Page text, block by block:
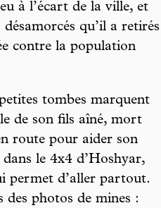
à l’écart de la ville, et
qu’il a retirés
contre la population
tombes marquent
de son fils aîné, mort
route pour aider son
le 4x4 d’Hoshyar,
permet d’aller partout.
photos de mines :